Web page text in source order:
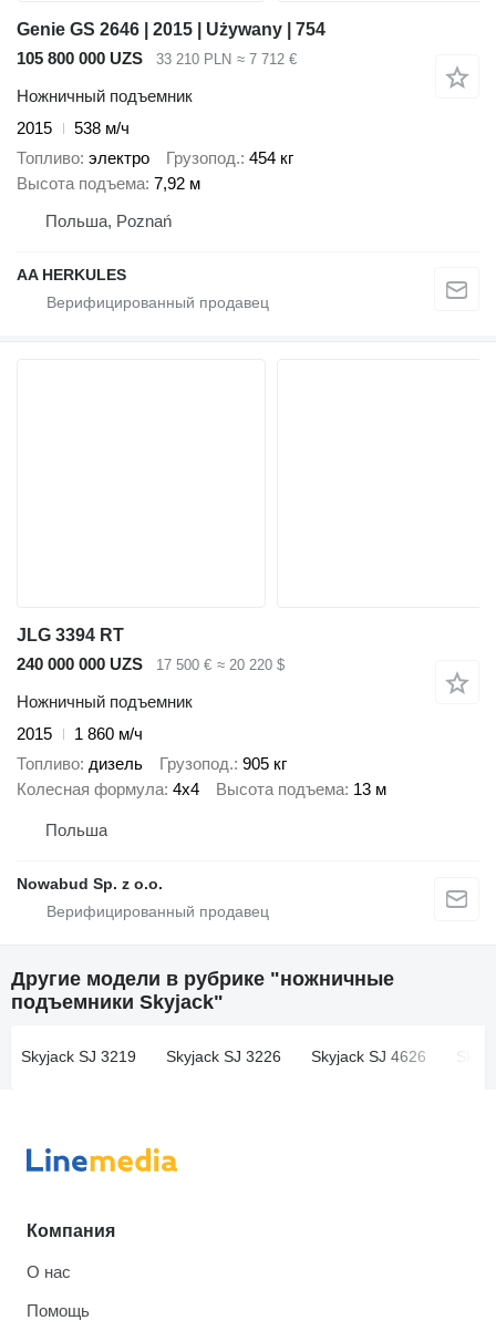
Genie GS 2646 | 2015 | Używany | 754
105 800 000 UZS
33 210 PLN ≈ 7 712 €
Ножничный подъемник
2015
538 м/ч
Топливо электро Грузопод. 454 кг
Высота подъема 7,92 м
Польша, Poznań
AA HERKULES
JLG 3394 RT
240 000 000 UZS
17 500 € ≈ 20 220 $
Ножничный подъемник
2015
1 860 м/ч
Топливо дизель Грузопод. 905 кг
Колесная формула 4x4 Высота подъема 13 м
Польша
Nowabud Sp. z o.o.
Другие модели в рубрике "ножничные
подъемники Skyjack"
Skyjack SJ 3219 Skyjack SJ 3226 Skyjack SJ 4626
Компания
О нас
Помощь